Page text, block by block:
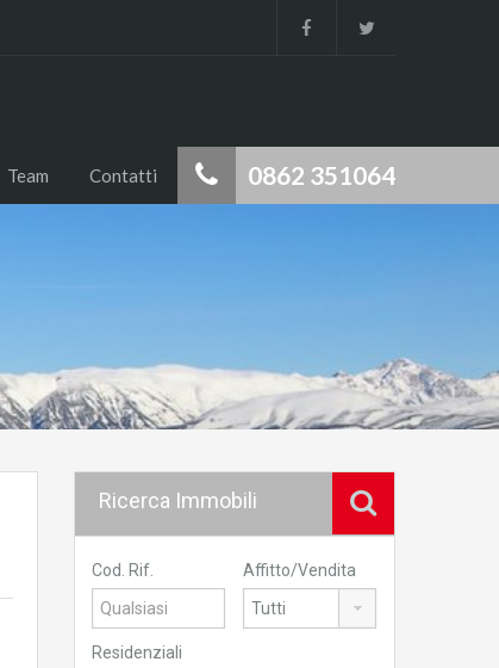
0862 351064
Team Contatti
Ricerca Immobili
Cod. Rif. Affitto/Vendita
Residenziali